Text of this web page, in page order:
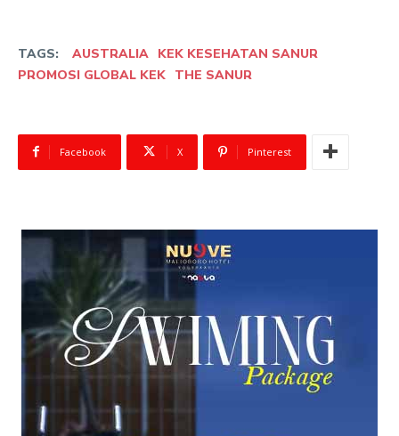
TAGS: AUSTRALIA KEK KESEHATAN SANUR
PROMOSI GLOBAL KEK THE SANUR
Facebook X Pinterest